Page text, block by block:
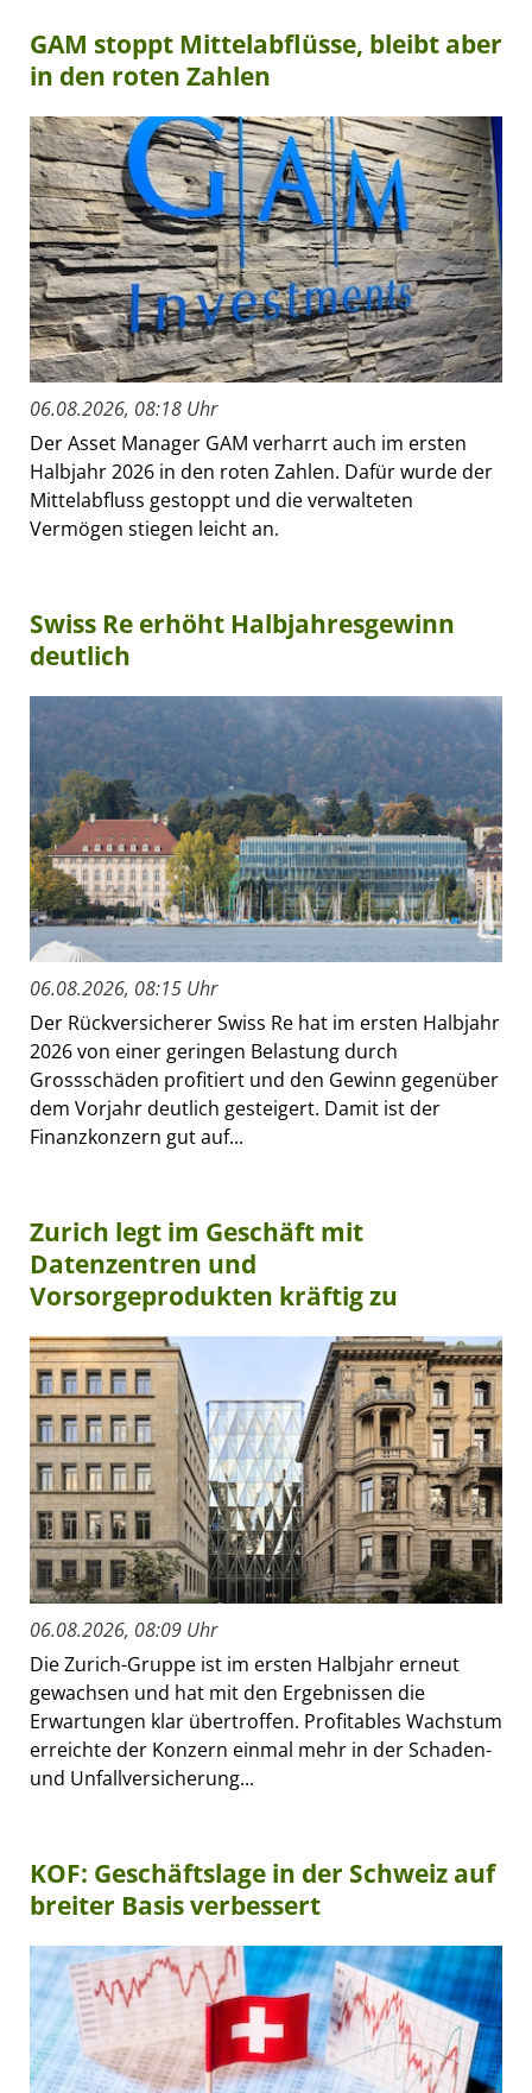
GAM stoppt Mittelabflüsse, bleibt aber
in den roten Zahlen
06.08.2026, 08:18 Uhr
Der Asset Manager GAM verharrt auch im ersten
Halbjahr 2026 in den roten Zahlen. Dafür wurde der
Mittelabfluss gestoppt und die verwalteten
Vermögen stiegen leicht an.
Swiss Re erhöht Halbjahresgewinn
deutlich
06.08.2026, 08:15 Uhr
Der Rückversicherer Swiss Re hat im ersten Halbjahr
2026 von einer geringen Belastung durch
Grossschäden profitiert und den Gewinn gegenüber
dem Vorjahr deutlich gesteigert. Damit ist der
Finanzkonzern gut auf...
Zurich legt im Geschäft mit
Datenzentren und
Vorsorgeprodukten kräftig zu
06.08.2026, 08:09 Uhr
Die Zurich-Gruppe ist im ersten Halbjahr erneut
gewachsen und hat mit den Ergebnissen die
Erwartungen klar übertroffen. Profitables Wachstum
erreichte der Konzern einmal mehr in der Schaden-
und Unfallversicherung...
KOF: Geschäftslage in der Schweiz auf
breiter Basis verbessert